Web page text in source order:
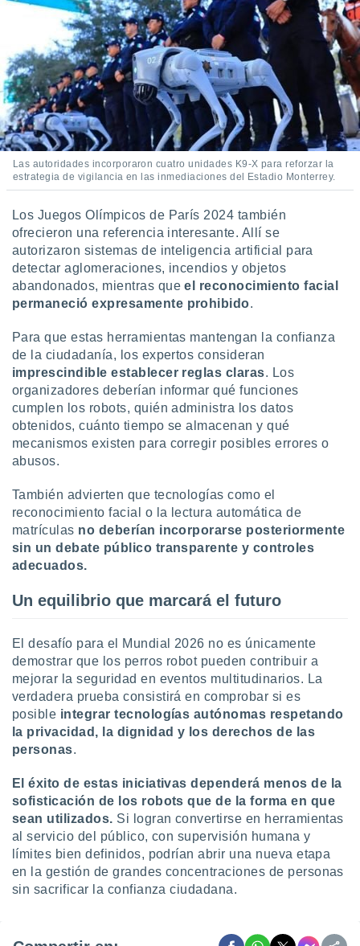
Las autoridades incorporaron cuatro unidades K9-X para reforzar la
estrategia de vigilancia en las inmediaciones del Estadio Monterrey.
Los Juegos Olímpicos de París 2024 también
ofrecieron una referencia interesante. Allí se
autorizaron sistemas de inteligencia artificial para
detectar aglomeraciones, incendios y objetos
abandonados, mientras queel reconocimiento facial
permaneció expresamente prohibido.
Para que estas herramientas mantengan la confianza
de la ciudadanía, los expertos consideran
imprescindible establecer reglas claras. Los
organizadores deberían informar qué funciones
cumplen los robots, quién administra los datos
obtenidos, cuánto tiempo se almacenan y qué
mecanismos existen para corregir posibles errores o
abusos.
También advierten que tecnologías como el
reconocimiento facial o la lectura automática de
matrículas no deberían incorporarse posteriormente
sin un debate público transparente y controles
adecuados.
Un equilibrio que marcará el futuro
El desafío para el Mundial 2026 no es únicamente
demostrar que los perros robot pueden contribuir a
mejorar la seguridad en eventos multitudinarios. La
verdadera prueba consistirá en comprobar si es
posible integrar tecnologías autónomas respetando
la privacidad, la dignidad y los derechos de las
personas.
El éxito de estas iniciativas dependerá menos de la
sofisticación de los robots que de la forma en que
sean utilizados. Si logran convertirse en herramientas
al servicio del público, con supervisión humana y
límites bien definidos, podrían abrir una nueva etapa
en la gestión de grandes concentraciones de personas
sin sacrificar la confianza ciudadana.